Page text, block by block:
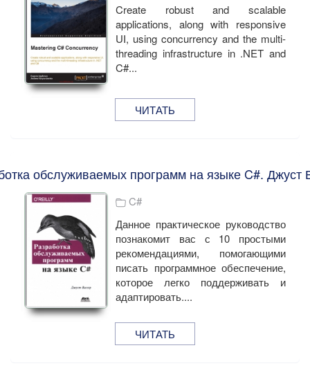
Create robust and scalable
applications, along with responsive
UI, using concurrency and the multi-
threading infrastructure in .NET and
C#...
ЧИТАТЬ
обслуживаемых программ на языке C#. Джуст
C#
Данное практическое руководство
познакомит вас с 10 простыми
рекомендациями, помогающими
писать программное обеспечение,
которое легко поддерживать и
адаптировать....
ЧИТАТЬ